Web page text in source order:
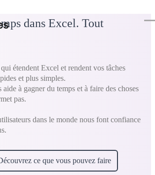
dans Excel. Tout
étendent Excel et rendent vos tâches
et plus simples.
à gagner du temps et à faire des choses
pas.
dans le monde nous font confiance
ce que vous pouvez faire